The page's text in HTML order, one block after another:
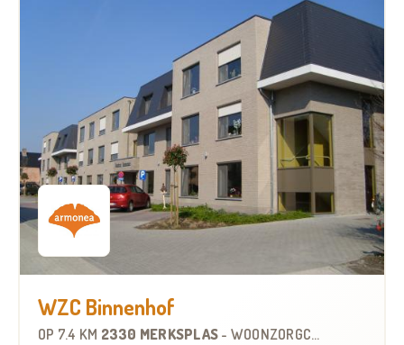
WZC Binnenhof
OP 7.4 KM 2330 MERKSPLAS - WOONZORGCENTRUM (WZC)